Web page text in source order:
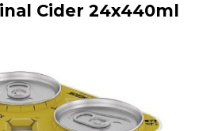
Cider 24x440ml